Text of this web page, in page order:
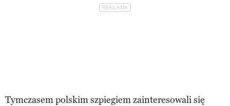
Tymczasem polskim szpiegiem zainteresowali się